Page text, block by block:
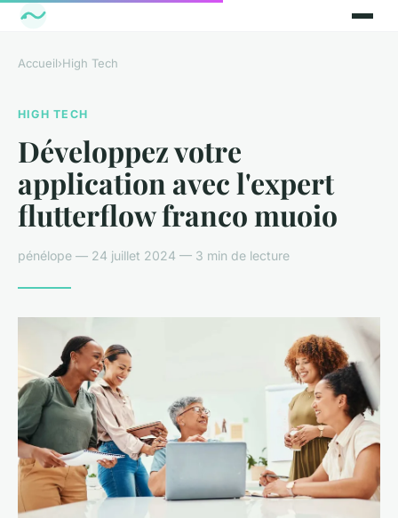
Accueil›High Tech
HIGH TECH
Développez votre
application avec l'expert
flutterflow franco muoio
pénélope — 24 juillet 2024 — 3 min de lecture